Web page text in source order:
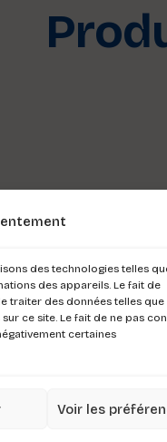
des technologies telles
des appareils. Le fait de
traiter des données telles que
ce site. Le fait de ne pas
certaines
Voir les